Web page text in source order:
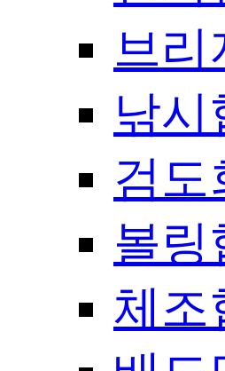
브리
낚시
검도
볼링
체조